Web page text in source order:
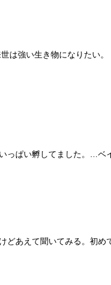
は強い生き物になりたい。
っぱい孵してました。…ベ
どあえて聞いてみる。初め